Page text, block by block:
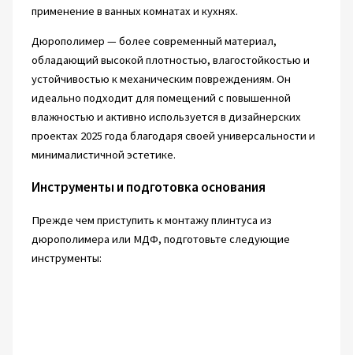
применение в ванных комнатах и кухнях.
Дюрополимер — более современный материал,
обладающий высокой плотностью, влагостойкостью и
устойчивостью к механическим повреждениям. Он
идеально подходит для помещений с повышенной
влажностью и активно используется в дизайнерских
проектах 2025 года благодаря своей универсальности и
минималистичной эстетике.
Инструменты и подготовка основания
Прежде чем приступить к монтажу плинтуса из
дюрополимера или МДФ, подготовьте следующие
инструменты: